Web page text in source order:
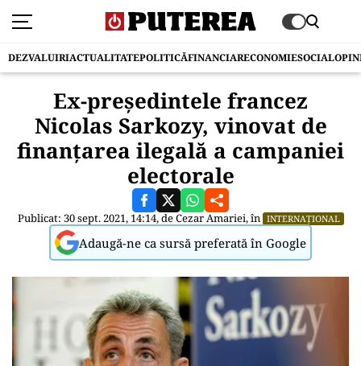
DEZVALUIRIACTUALITATEPOLITICĂFINANCIARECONOMIESOCIAL
Ex-președintele francez
Nicolas Sarkozy, vinovat de
finanţarea ilegală a campaniei
electorale
Publicat: 30 sept. 2021, 14:14, deCezar Amariei, în INTERNAȚIONAL
Adaugă-ne ca sursă preferată în Google